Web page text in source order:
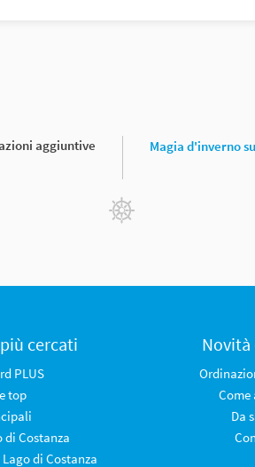
aggiuntive Magia d'inverno
cercati
PLUS
top
di Costanza
di Costanza
Novità
Come
Da